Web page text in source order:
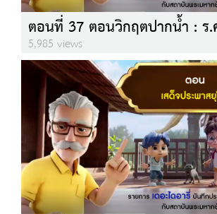
ตอนที่ 37 ตอนวิกฤตปากน้ำ : ร
5,985 views